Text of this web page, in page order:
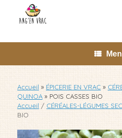
content
Accueil » ÉPICERIE EN VRAC »
QUINOA » POIS CASSES BIO
Accueil / CÉRÉALES-LÉGUMES
BIO